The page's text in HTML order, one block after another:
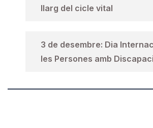
llarg del cicle vital
3 de desembre: Dia
les Persones amb